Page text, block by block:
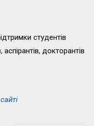
студентів
докторантів